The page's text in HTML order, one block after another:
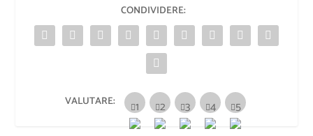
CONDIVIDERE:
VALUTARE: